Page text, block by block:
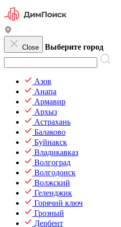
Close Выберите город
Азов
Анапа
Армавир
Архыз
Астрахань
Балаково
Буйнакск
Владикавказ
Волгоград
Волгодонск
Волжский
Геленджик
Горячий ключ
Грозный
Дербент